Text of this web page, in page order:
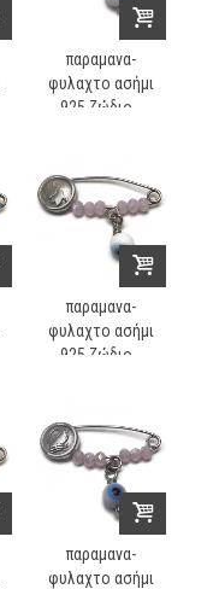
παραμανα-
φυλαχτο ασήμι
925 ζώδιο...
παραμανα-
φυλαχτο ασήμι
925 ζώδιο...
παραμανα-
φυλαχτο ασήμι